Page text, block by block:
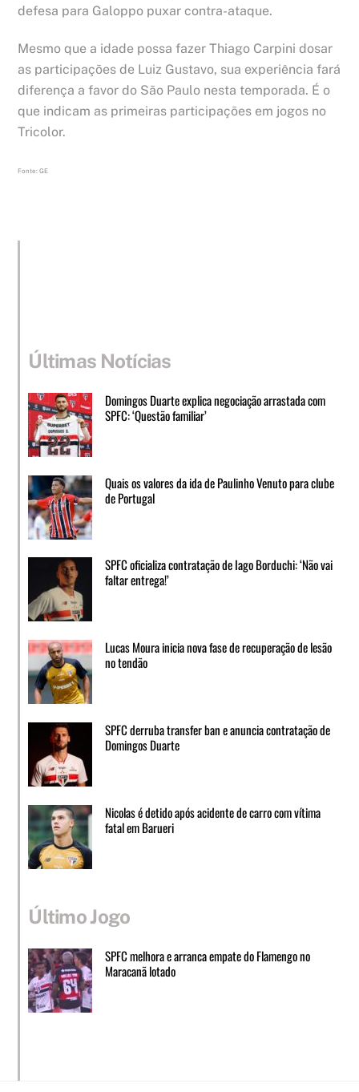
defesa para Galoppo puxar contra-ataque.
Mesmo que a idade possa fazer Thiago Carpini dosar
as participações de Luiz Gustavo, sua experiência fará
diferença a favor do São Paulo nesta temporada. É o
que indicam as primeiras participações em jogos no
Tricolor.
Fonte: GE
Últimas Notícias
Domingos Duarte explica negociação arrastada com
SPFC: ‘Questão familiar’
Quais os valores da ida de Paulinho Venuto para clube
de Portugal
SPFC oficializa contratação de Iago Borduchi: ‘Não vai
faltar entrega!’
Lucas Moura inicia nova fase de recuperação de lesão
no tendão
SPFC derruba transfer ban e anuncia contratação de
Domingos Duarte
Nicolas é detido após acidente de carro com vítima
fatal em Barueri
Último Jogo
SPFC melhora e arranca empate do Flamengo no
Maracanã lotado